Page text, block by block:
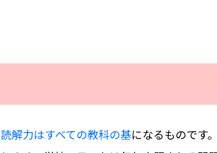
読解力はすべての教科の基になるものです